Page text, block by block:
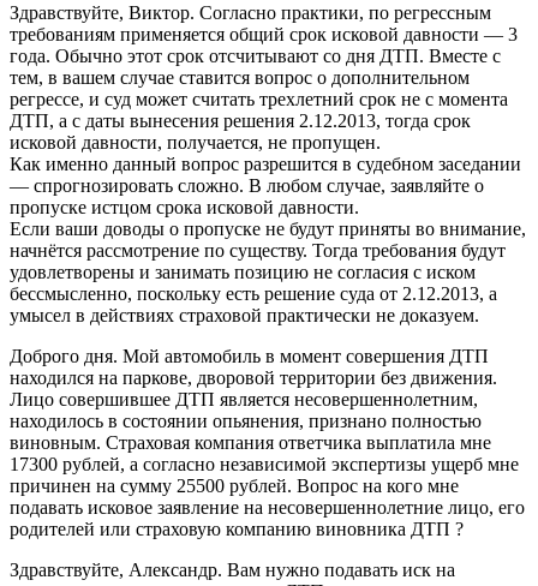
Здравствуйте, Виктор. Согласно практики, по регрессным
требованиям применяется общий срок исковой давности — 3
года. Обычно этот срок отсчитывают со дня ДТП. Вместе с
тем, в вашем случае ставится вопрос о дополнительном
регрессе, и суд может считать трехлетний срок не с момента
ДТП, а с даты вынесения решения 2.12.2013, тогда срок
исковой давности, получается, не пропущен.
Как именно данный вопрос разрешится в судебном заседании
— спрогнозировать сложно. В любом случае, заявляйте о
пропуске истцом срока исковой давности.
Если ваши доводы о пропуске не будут приняты во внимание,
начнётся рассмотрение по существу. Тогда требования будут
удовлетворены и занимать позицию не согласия с иском
бессмысленно, поскольку есть решение суда от 2.12.2013, а
умысел в действиях страховой практически не доказуем.
Доброго дня. Мой автомобиль в момент совершения ДТП
находился на паркове, дворовой территории без движения.
Лицо совершившее ДТП является несовершеннолетним,
находилось в состоянии опьянения, признано полностью
виновным. Страховая компания ответчика выплатила мне
17300 рублей, а согласно независимой экспертизы ущерб мне
причинен на сумму 25500 рублей. Вопрос на кого мне
подавать исковое заявление на несовершеннолетние лицо, его
родителей или страховую компанию виновника ДТП ?
Здравствуйте, Александр. Вам нужно подавать иск на